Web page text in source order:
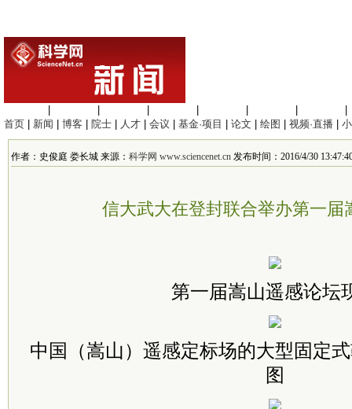
首页
新闻 博客 院士 人才 会议 基金·项目 论文 绘图 视频·直播
作者：史俊庭 娄长城 来源： 科学网 www.sciencenet.cn 发布时间：2016/4/30
信大武大在登封联合举办第一届
第一届嵩山遥感论坛
中国（嵩山）遥感定标场的大型固定
图